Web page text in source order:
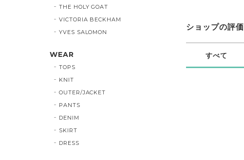
ショップの評価
すべて
THE HOLY GOAT
VICTORIA BECKHAM
YVES SALOMON
WEAR
TOPS
KNIT
OUTER/JACKET
PANTS
DENIM
SKIRT
DRESS